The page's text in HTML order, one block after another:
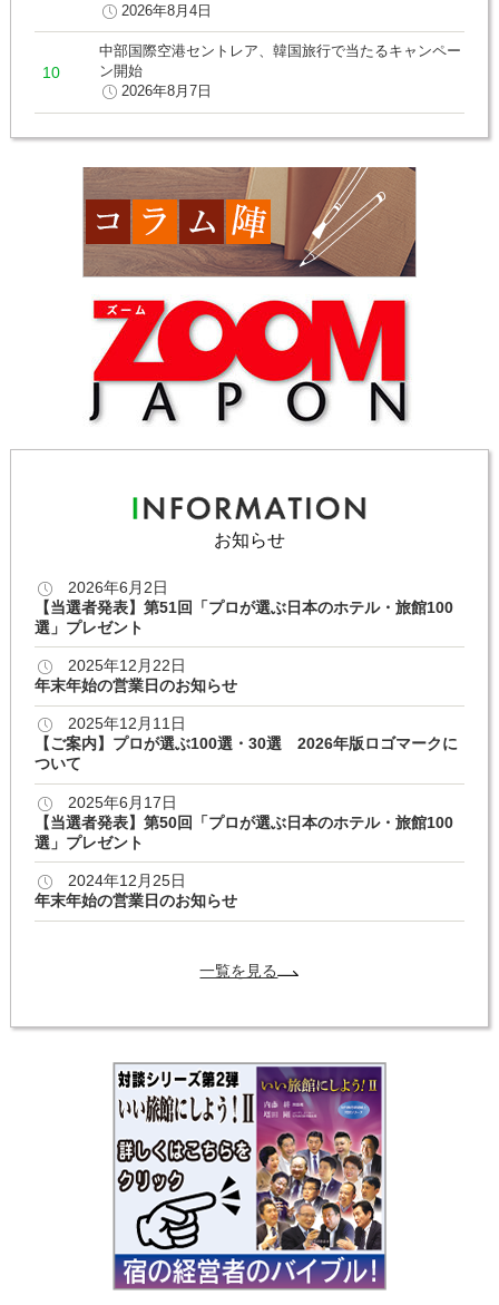
2026年8月4日
中部国際空港セントレア、韓国旅行で当たるキャンペー
ン開始
2026年8月7日
お知らせ
2026年6月2日
【当選者発表】第51回「プロが選ぶ日本のホテル・旅館100
選」プレゼント
2025年12月22日
年末年始の営業日のお知らせ
2025年12月11日
【ご案内】プロが選ぶ100選・30選 2026年版ロゴマークに
ついて
2025年6月17日
【当選者発表】第50回「プロが選ぶ日本のホテル・旅館100
選」プレゼント
2024年12月25日
年末年始の営業日のお知らせ
一覧を見る